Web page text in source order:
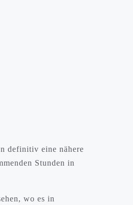
definitiv eine nähere
Stunden in
wo es in